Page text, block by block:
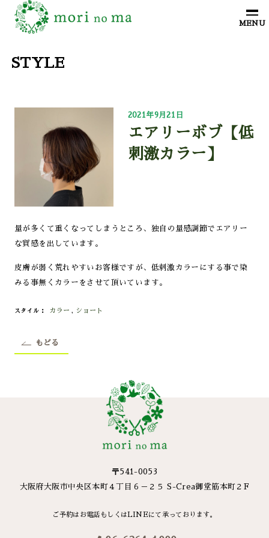
STYLE
2021年9月21日
エアリーボブ【低
刺激カラー】
量が多くて重くなってしまうところ、独自の量感調節でエアリー
な質感を出しています。
皮膚が弱く荒れやすいお客様ですが、低刺激カラーにする事で染
みる事無くカラーをさせて頂いています。
スタイル カラー , ショート
もどる
〒541-0053
大阪府大阪市中央区本町４丁目６－２５ S-Crea御堂筋本町２F
ご予約はお電話もしくはLINEにて承っております。